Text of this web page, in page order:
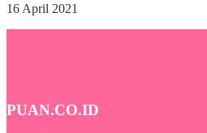
16 April 2021
PUAN.CO.ID